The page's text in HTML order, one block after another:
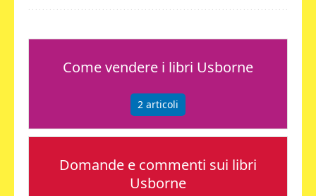
Come vendere i libri Usborne
2 articoli
Domande e commenti sui libri
Usborne